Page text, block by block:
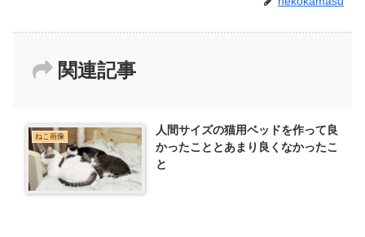
関連記事
ねこ画像
人間サイズの猫用ベッドを作って良
かったこととあまり良くなかったこ
と